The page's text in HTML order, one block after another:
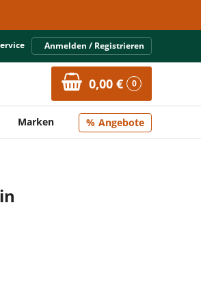
Anmelden / Registrieren
0,00 € 0
Marken Angebote